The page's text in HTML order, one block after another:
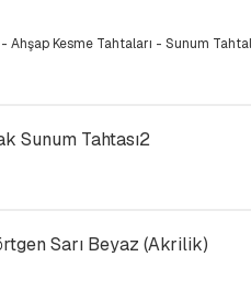
Sunum Tahtası2
Sarı Beyaz (Akrilik)